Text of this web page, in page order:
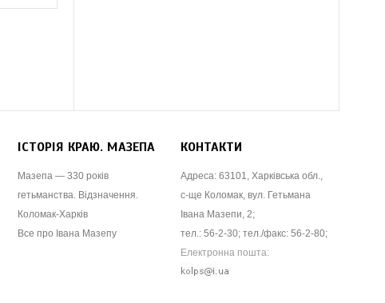
ІСТОРІЯ КРАЮ. МАЗЕПА
Мазепа — 330 років
гетьманства. Відзначення.
Коломак-Харків
Все про Івана Мазепу
КОНТАКТИ
Адреса: 63101, Харківська обл.,
с-ще Коломак, вул. Гетьмана
Івана Мазепи, 2;
тел.: 56-2-30; тел./факс: 56-2-80;
Електронна пошта: